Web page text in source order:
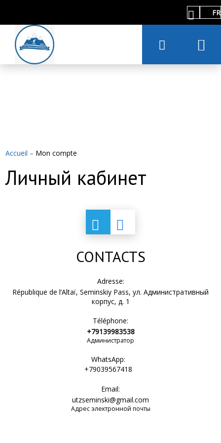
FR
Accueil – Mon compte
Личный кабинет
CONTACTS
Adresse:
République de l‘Altaï, Seminskiy Pass, ул. Административный
корпус, д. 1
Téléphone:
+79139983538
Администратор
WhatsApp:
+79039567418
Email:
utzseminski@gmail.com
Адрес электронной почты